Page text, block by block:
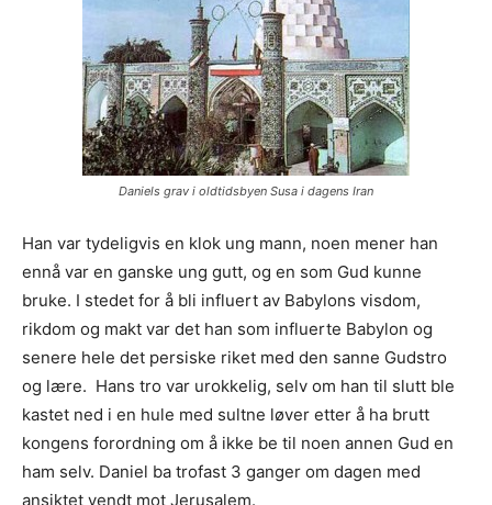
Daniels grav i oldtidsbyen Susa i dagens Iran
Han var tydeligvis en klok ung mann, noen mener han
ennå var en ganske ung gutt, og en som Gud kunne
bruke. I stedet for å bli influert av Babylons visdom,
rikdom og makt var det han som influerte Babylon og
senere hele det persiske riket med den sanne Gudstro
og lære. Hans tro var urokkelig, selv om han til slutt ble
kastet ned i en hule med sultne løver etter å ha brutt
kongens forordning om å ikke be til noen annen Gud en
ham selv. Daniel ba trofast 3 ganger om dagen med
ansiktet vendt mot Jerusalem.